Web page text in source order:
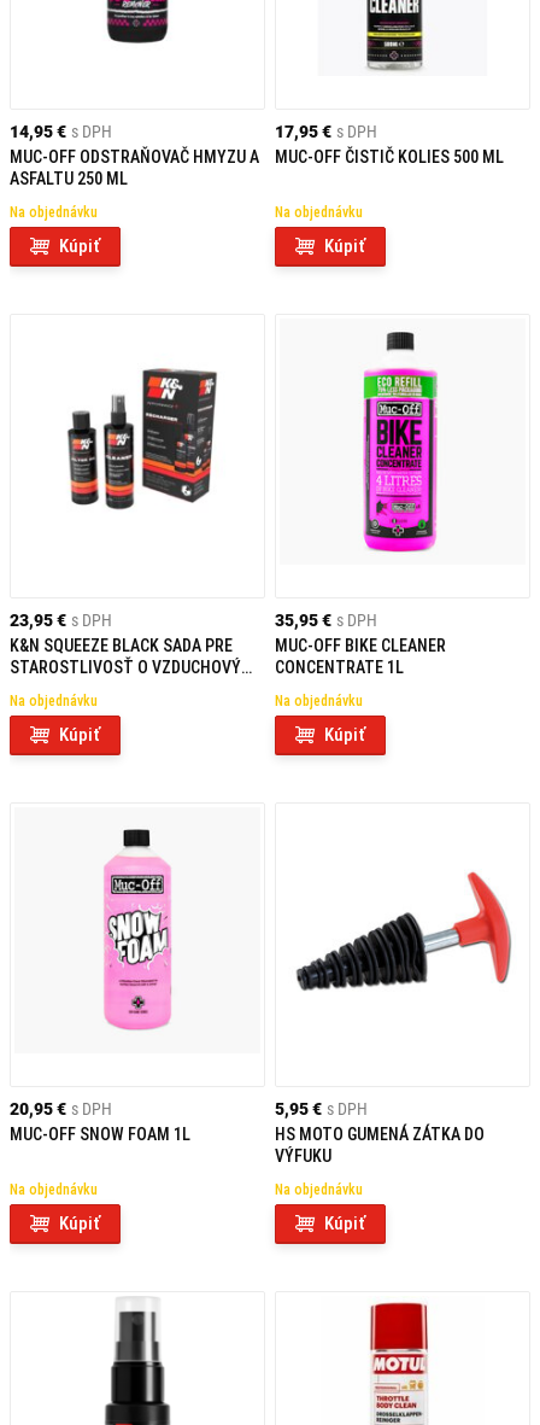
14,95 € s DPH
MUC-OFF ODSTRAŇOVAČ HMYZU A
ASFALTU 250 ML
Na objednávku
Kúpiť
17,95 € s DPH
MUC-OFF ČISTIČ KOLIES 500 ML
Na objednávku
Kúpiť
23,95 € s DPH
K&N SQUEEZE BLACK SADA PRE
STAROSTLIVOSŤ O VZDUCHOVÝ
Na objednávku
Kúpiť
35,95 € s DPH
MUC-OFF BIKE CLEANER
CONCENTRATE 1L
Na objednávku
Kúpiť
20,95 € s DPH
MUC-OFF SNOW FOAM 1L
Na objednávku
Kúpiť
5,95 € s DPH
HS MOTO GUMENÁ ZÁTKA DO
VÝFUKU
Na objednávku
Kúpiť